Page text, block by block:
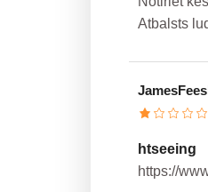
Atbalsts
htseeing
https://